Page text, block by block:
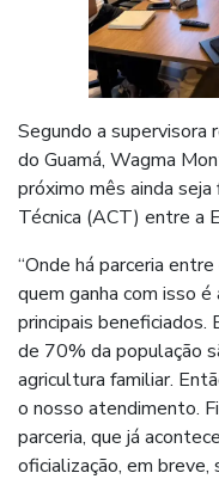
Segundo a supervisora
do Guamá, Wagma
próximo mês ainda
Técnica (ACT) entre a
“Onde há parceria
quem ganha com isso
principais beneficiados.
de 70% da população
agricultura familiar.
o nosso atendimento.
parceria, que já
oficialização, em breve,